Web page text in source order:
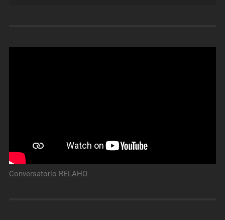
Conversatorio RELAHO